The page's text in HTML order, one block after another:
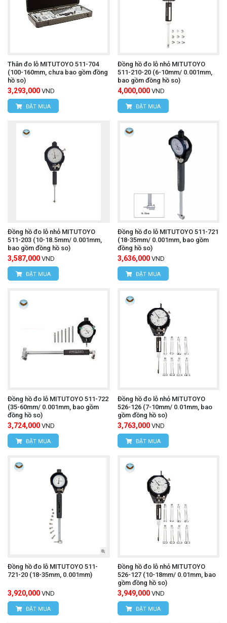
Thân đo lỗ MITUTOYO 511-704
(100-160mm, chưa bao gồm đồng
hồ so)
3,293,000 VND
ĐẶT MUA
Đồng hồ đo lỗ nhỏ MITUTOYO
511-210-20 (6-10mm/ 0.001mm,
bao gồm đồng hồ so)
4,000,000 VND
ĐẶT MUA
Đồng hồ đo lỗ nhỏ MITUTOYO
511-203 (10-18.5mm/ 0.001mm,
bao gồm đồng hồ so)
3,587,000 VND
ĐẶT MUA
Đồng hồ đo lỗ MITUTOYO 511-721
(18-35mm/ 0.001mm, bao gồm
đồng hồ so)
3,636,000 VND
ĐẶT MUA
Đồng hồ đo lỗ MITUTOYO 511-722
(35-60mm/ 0.001mm, bao gồm
đồng hồ so)
3,724,000 VND
ĐẶT MUA
Đồng hồ đo lỗ nhỏ MITUTOYO
526-126 (7-10mm/ 0.01mm, bao
gồm đồng hồ so)
3,763,000 VND
ĐẶT MUA
Đồng hồ đo lỗ MITUTOYO 511-
721-20 (18-35mm, 0.001mm)
3,920,000 VND
ĐẶT MUA
Đồng hồ đo lỗ nhỏ MITUTOYO
526-127 (10-18mm/ 0.01mm, bao
gồm đồng hồ so)
3,949,000 VND
ĐẶT MUA